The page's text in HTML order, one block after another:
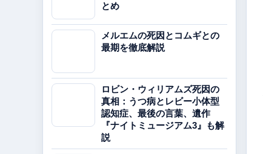
とめ
メルエムの死因とコムギとの
最期を徹底解説
ロビン・ウィリアムズ死因の
真相：うつ病とレビー小体型
認知症、最後の言葉、遺作
『ナイトミュージアム3』も解
説